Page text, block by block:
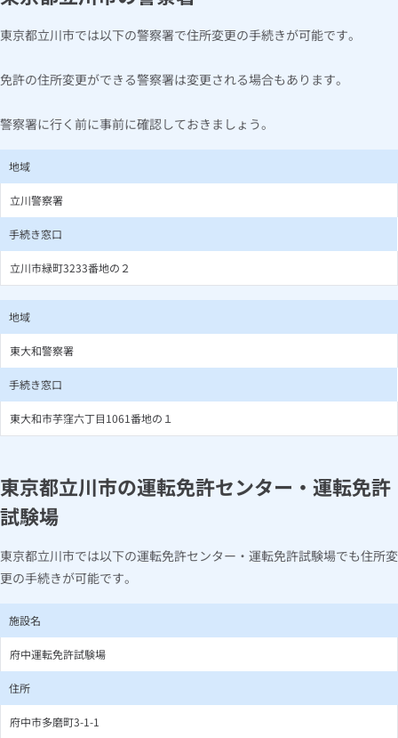
東京都立川市では以下の警察署で住所変更の手続きが可能です。
免許の住所変更ができる警察署は変更される場合もあります。
警察署に行く前に事前に確認しておきましょう。
地域
立川警察署
手続き窓口
立川市緑町3233番地の２
地域
東大和警察署
手続き窓口
東大和市芋窪六丁目1061番地の１
東京都立川市の運転免許センター・運転免許
試験場
東京都立川市では以下の運転免許センター・運転免許試験場でも住所変
更の手続きが可能です。
施設名
府中運転免許試験場
住所
府中市多磨町3-1-1